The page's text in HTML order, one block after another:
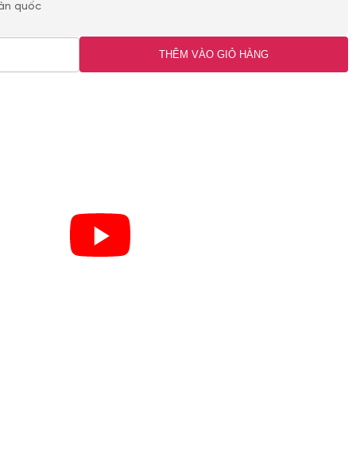
quốc
THÊM VÀO GIỎ HÀNG